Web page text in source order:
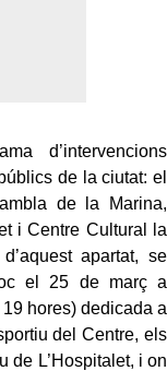
d’intervencions
de la ciutat: el
de la Marina,
i Centre Cultural la
apartat, se
el 25 de març a
19 hores) dedicada a
del Centre, els
de L’Hospitalet, i on